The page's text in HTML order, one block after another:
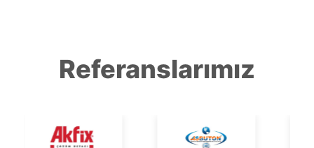
Referanslarımız